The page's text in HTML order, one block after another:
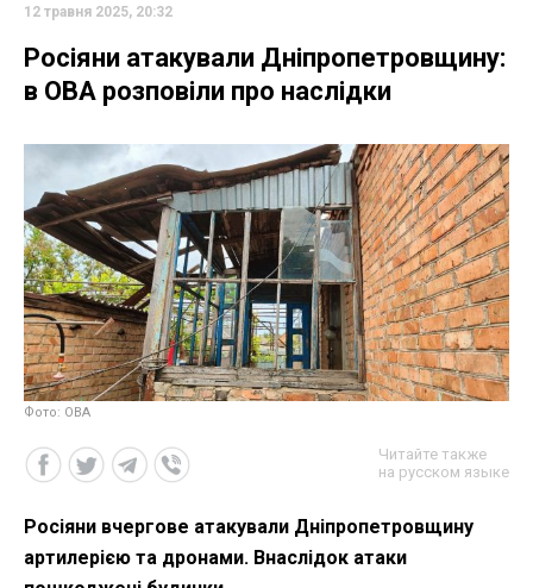
12 травня 2025, 20:32
Росіяни атакували Дніпропетровщину:
в ОВА розповіли про наслідки
Фото: ОВА
Читайте также
на русском языке
Росіяни вчергове атакували Дніпропетровщину
артилерією та дронами. Внаслідок атаки